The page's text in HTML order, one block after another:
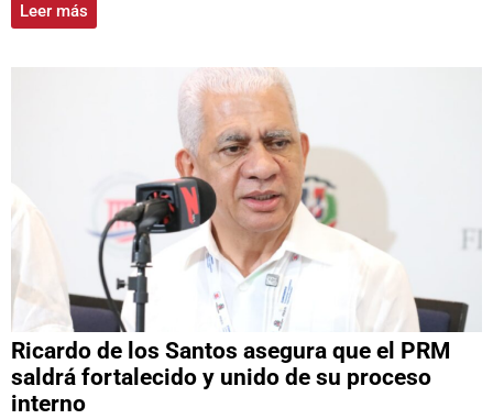
Leer más
Ricardo de los Santos asegura que el PRM
saldrá fortalecido y unido de su proceso
interno